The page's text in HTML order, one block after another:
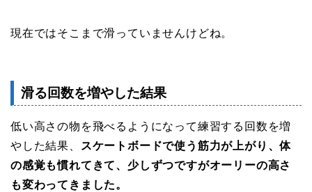
現在ではそこまで滑っていませんけどね。
滑る回数を増やした結果
低い高さの物を飛べるようになって練習する回数を増
やした結果、 スケートボードで使う筋力が上がり、体
の感覚も慣れてきて、少しずつですがオーリーの高さ
も変わってきました。